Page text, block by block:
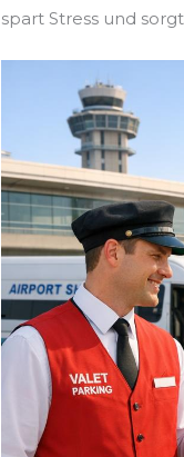
spart Stress und